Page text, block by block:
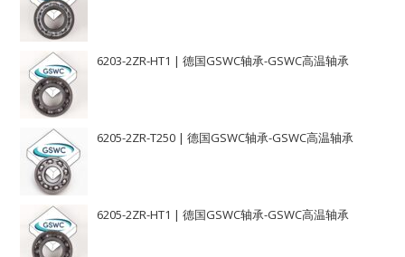
6203-2ZR-HT1 | 德国GSWC轴承-GSWC高温轴承
6205-2ZR-T250 | 德国GSWC轴承-GSWC高温轴承
6205-2ZR-HT1 | 德国GSWC轴承-GSWC高温轴承